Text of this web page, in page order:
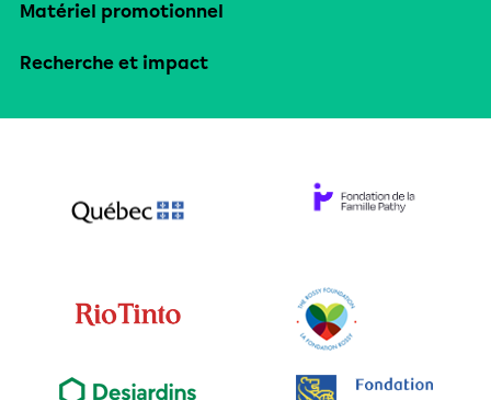
Matériel promotionnel
Recherche et impact